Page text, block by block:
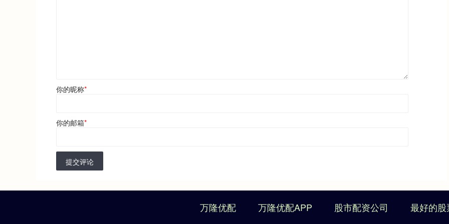
你的昵称*
你的邮箱*
提交评论
万隆优配 万隆优配APP 股市配资公司 最好的